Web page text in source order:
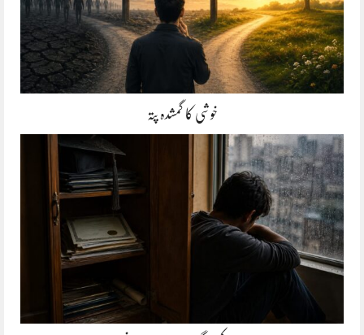
خوشی کا گمشدہ پتہ